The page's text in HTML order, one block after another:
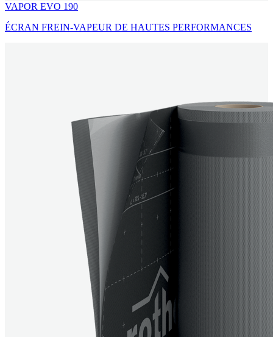
VAPOR EVO 190
ÉCRAN FREIN-VAPEUR DE HAUTES PERFORMANCES